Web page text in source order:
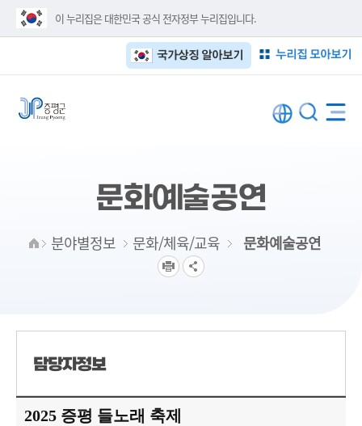
이 누리집은 대한민국 공식 전자정부 누리집입니다.
누리집 모아보기
국가상징 알아보기
문화예술공연
분야별정보 문화/체육/교육 문화예술공연
담당자정보
2025 증평 들노래 축제